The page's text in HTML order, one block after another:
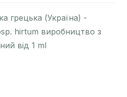
грецька (Україна) -
hirtum виробництво з
від 1 ml